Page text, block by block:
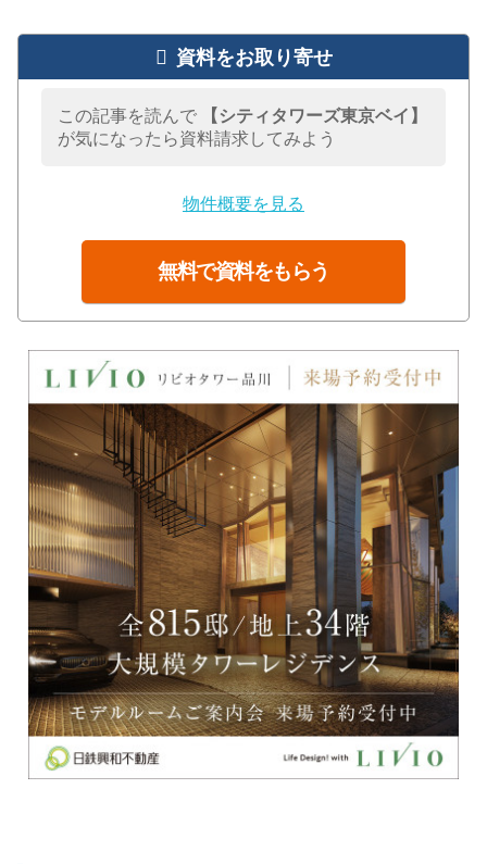
資料をお取り寄せ
この記事を読んで
【シティタワーズ東京ベイ】
が気になったら資料請求してみよう
物件概要を見る
無料で資料をもらう